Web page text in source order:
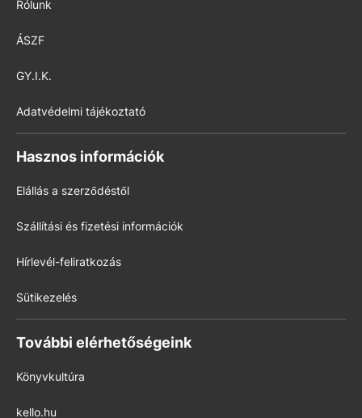
Rólunk
ÁSZF
GY.I.K.
Adatvédelmi tájékoztató
Hasznos információk
Elállás a szerződéstől
Szállítási és fizetési információk
Hírlevél-feliratkozás
Sütikezelés
További elérhetőségeink
Könyvkultúra
kello.hu